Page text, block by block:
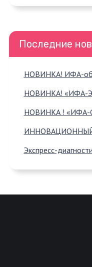
Последние
НОВИНКА! ИФА-
НОВИНКА! «ИФА-
НОВИНКА ! «ИФА-
Экспресс-